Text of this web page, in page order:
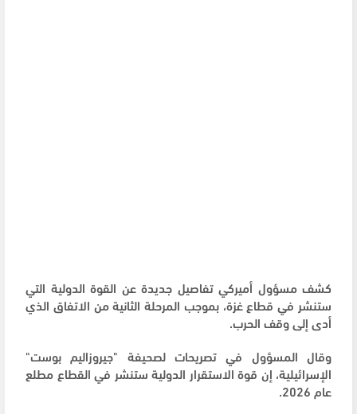
كشف مسؤول أميركي تفاصيل جديدة عن القوة الدولية التي
ستنشر في قطاع غزة، بموجب المرحلة الثانية من الاتفاق الذي
أدى إلى وقف الحرب.
وقال المسؤول في تصريحات لصحيفة "جيروزاليم بوست"
الإسرائيلية، إن قوة الاستقرار الدولية ستنشر في القطاع مطلع
عام 2026.